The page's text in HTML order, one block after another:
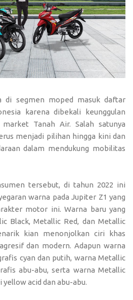
di segmen moped masuk daftar
karena dibekali keunggulan
Tanah Air. Salah satunya
menjadi pilihan hingga kini dan
dalam mendukung mobilitas
tersebut, di tahun 2022 ini
warna pada Jupiter Z1 yang
motor ini. Warna baru yang
Black, Metallic Red, dan Metallic
kian menonjolkan ciri khas
dan modern. Adapun warna
cyan dan putih, warna Metallic
abu-abu, serta warna Metallic
acid dan abu-abu.